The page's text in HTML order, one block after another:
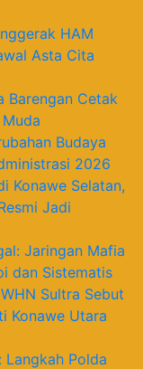
HAM
Asta Cita
Barengan Cetak
Budaya
2026
Konawe Selatan,
Jadi
Jaringan Mafia
dan Sistematis
Sultra Sebut
Konawe Utara
Langkah Polda